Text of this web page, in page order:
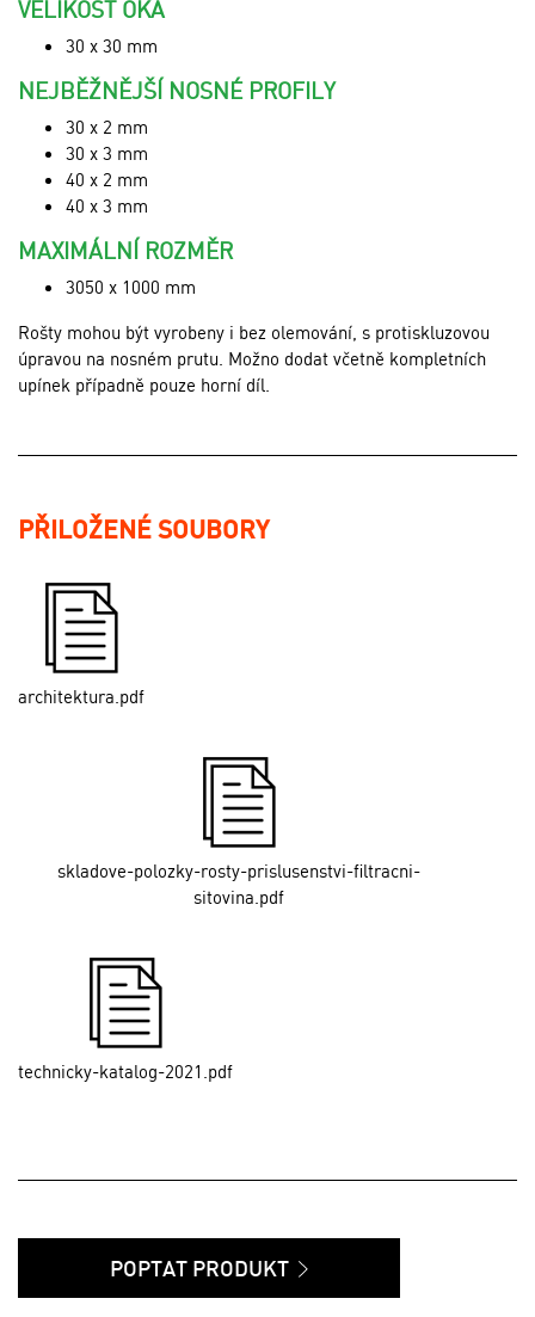
VELIKOST OKA
30 x 30 mm
NEJBĚŽNĚJŠÍ NOSNÉ PROFILY
30 x 2 mm
30 x 3 mm
40 x 2 mm
40 x 3 mm
MAXIMÁLNÍ ROZMĚR
3050 x 1000 mm
Rošty mohou být vyrobeny i bez olemování, s protiskluzovou
úpravou na nosném prutu. Možno dodat včetně kompletních
upínek případně pouze horní díl.
PŘILOŽENÉ SOUBORY
architektura.pdf
skladove-polozky-rosty-prislusenstvi-filtracni-
sitovina.pdf
technicky-katalog-2021.pdf
POPTAT PRODUKT